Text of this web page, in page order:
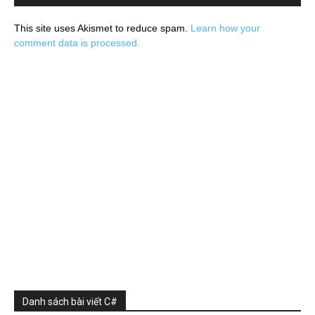
This site uses Akismet to reduce spam. Learn how your
comment data is processed.
Danh sách bài viết C#